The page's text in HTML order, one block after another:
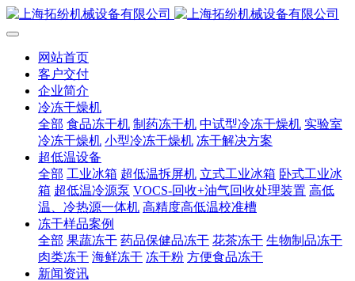
网站首页
客户交付
企业简介
冷冻干燥机
全部 食品冻干机 制药冻干机 中试型冷冻干燥机 实验室
冷冻干燥机 小型冷冻干燥机 冻干解决方案
超低温设备
全部 工业冰箱 超低温拆屏机 立式工业冰箱 卧式工业冰
箱 超低温冷源泵 VOCS-回收+油气回收处理装置 高低
温、冷热源一体机 高精度高低温校准槽
冻干样品案例
全部 果蔬冻干 药品保健品冻干 花茶冻干 生物制品冻干
肉类冻干 海鲜冻干 冻干粉 方便食品冻干
新闻资讯